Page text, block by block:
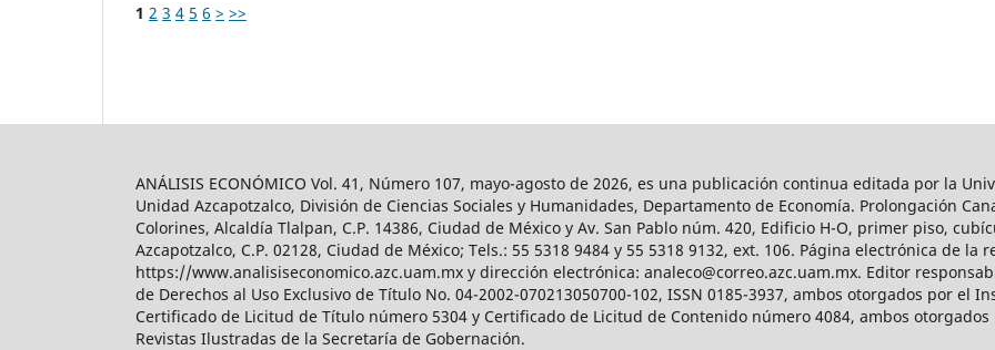
1 2 3 4 5 6 > >>
ANÁLISIS ECONÓMICO Vol. 41, Número 107, mayo-agosto de 2026, es una publicación continua editada por la
Unidad Azcapotzalco, División de Ciencias Sociales y Humanidades, Departamento de Economía. Prolongación
Colorines, Alcaldía Tlalpan, C.P. 14386, Ciudad de México y Av. San Pablo núm. 420, Edificio H-O, primer piso,
Azcapotzalco, C.P. 02128, Ciudad de México; Tels.: 55 5318 9484 y 55 5318 9132, ext. 106. Página electrónica de la
https://www.analisiseconomico.azc.uam.mx y dirección electrónica: analeco@correo.azc.uam.mx. Editor
de Derechos al Uso Exclusivo de Título No. 04-2002-070213050700-102, ISSN 0185-3937, ambos otorgados por el
Certificado de Licitud de Título número 5304 y Certificado de Licitud de Contenido número 4084, ambos
Revistas Ilustradas de la Secretaría de Gobernación.